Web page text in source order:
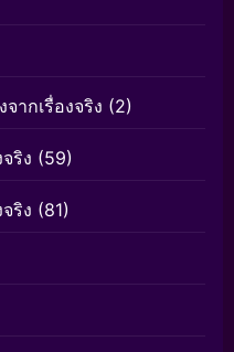
ากเรื่องจริง (2)
ริง (59)
ริง (81)